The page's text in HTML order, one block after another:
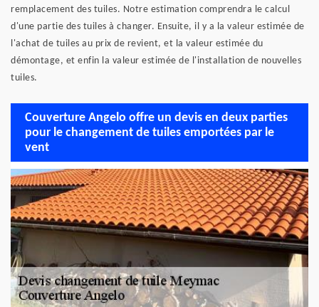
remplacement des tuiles. Notre estimation comprendra le calcul
d'une partie des tuiles à changer. Ensuite, il y a la valeur estimée de
l'achat de tuiles au prix de revient, et la valeur estimée du
démontage, et enfin la valeur estimée de l'installation de nouvelles
tuiles.
Couverture Angelo offre un devis en deux parties
pour le changement de tuiles emportées par le
vent